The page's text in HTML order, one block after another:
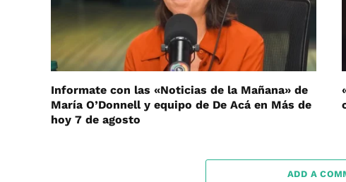
Informate con las «Noticias de la Mañana» de
María O’Donnell y equipo de De Acá en Más de
hoy 7 de agosto
ADD A